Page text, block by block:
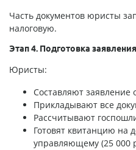
Часть документов юристы
налоговую.
Этап 4. Подготовка заявления
Юристы:
Составляют заявление
Прикладывают все
Рассчитывают
Готовят квитанцию на
управляющему (25 000